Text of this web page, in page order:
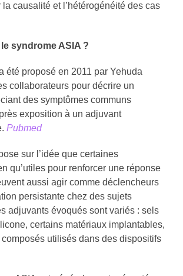
causalité et l’hétérogénéité des cas
syndrome ASIA ?
été proposé en 2011 par Yehuda
collaborateurs pour décrire un
des symptômes communs
exposition à un adjuvant
Pubmed
sur l’idée que certaines
qu’utiles pour renforcer une réponse
aussi agir comme déclencheurs
persistante chez des sujets
adjuvants évoqués sont variés : sels
certains matériaux implantables,
utilisés dans des dispositifs